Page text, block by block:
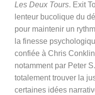
Les Deux Tours. Exit
lenteur bucolique du
pour maintenir un
la finesse
confiée à Chris
notamment par Peter
totalement trouver la
certaines idées